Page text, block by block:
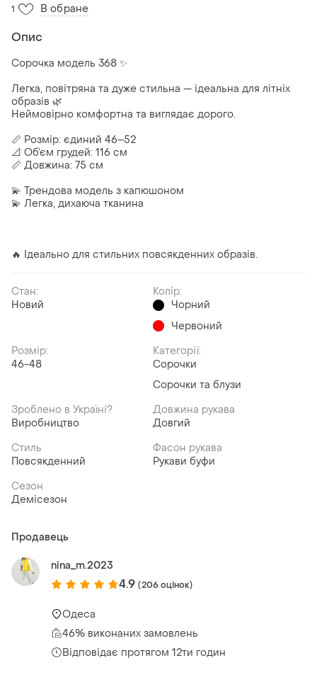
1 В обране
Опис
Сорочка модель 368 ✨
Легка, повітряна та дуже стильна — ідеальна для літніх
образів 🌿
Неймовірно комфортна та виглядає дорого.
📏 Розмір: єдиний 46–52
📐 Об’єм грудей: 116 см
📏 Довжина: 75 см
💫 Трендова модель з капюшоном
💫 Легка, дихаюча тканина
🔥 Ідеально для стильних повсякденних образів.
Стан:
Новий
Колір:
Чорний
Червоний
Розмір:
46-48
Категорії:
Сорочки
Сорочки та блузи
Зроблено в Україні?
Виробництво
Довжина рукава
Довгий
Стиль
Повсякденний
Фасон рукава
Рукави буфи
Сезон
Демісезон
Продавець
nina_m.2023
4.9 (206 оцінок)
Одеса
46% виконаних замовлень
Відповідає протягом 12ти годин